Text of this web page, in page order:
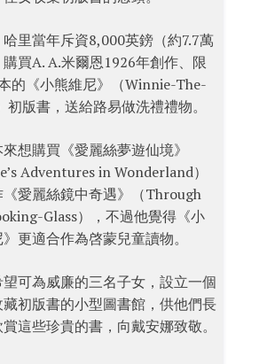
里當年斥資8,000英鎊（約7.7萬
買A. A.米爾恩1926年創作、限
的《小熊維尼》（Winnie-The-
初版書，送給路易做洗禮禮物。
想購買《愛麗絲夢遊仙境》
Adventures in Wonderland）
《愛麗絲鏡中奇遇》（Through
Glass），不過他覺得《小
更適合作為啓蒙兒童讀物。
望可為威廉的三名子女，設立一個
初版書的小型圖書館，供他們長
這些珍貴的書，向戴安娜致敬。